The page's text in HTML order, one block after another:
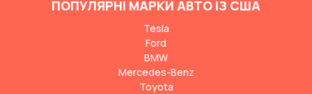
ПОПУЛЯРНІ МАРКИ АВТО ІЗ США
Tesla
Ford
BMW
Mercedes-Benz
Toyota